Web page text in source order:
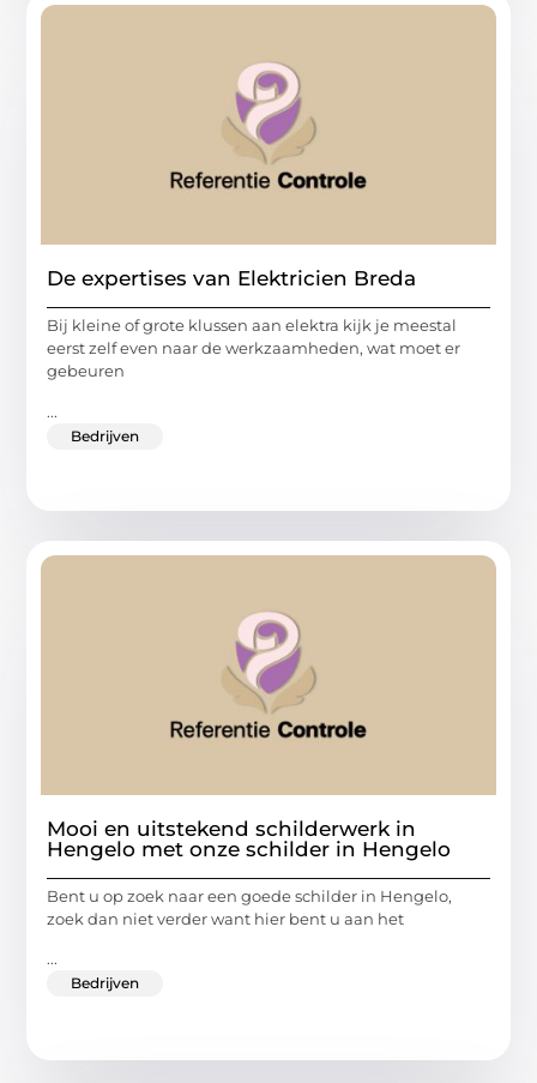
De expertises van Elektricien Breda
Bij kleine of grote klussen aan elektra kijk je meestal
eerst zelf even naar de werkzaamheden, wat moet er
gebeuren
...
Bedrijven
Mooi en uitstekend schilderwerk in
Hengelo met onze schilder in Hengelo
Bent u op zoek naar een goede schilder in Hengelo,
zoek dan niet verder want hier bent u aan het
...
Bedrijven